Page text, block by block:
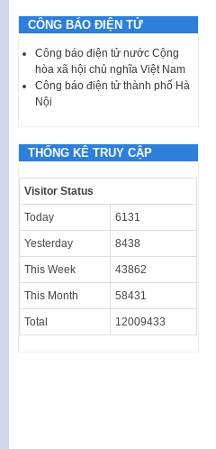
CÔNG BÁO ĐIỆN TỬ
Công báo điện tử nước Cộng
hòa xã hội chủ nghĩa Việt Nam
Công báo điện tử thành phố Hà
Nội
THỐNG KÊ TRUY CẬP
Visitor Status
Today 6131
Yesterday 8438
This Week 43862
This Month 58431
Total 12009433